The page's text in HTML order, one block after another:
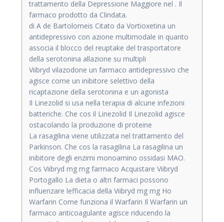
trattamento della Depressione Maggiore nel . Il
farmaco prodotto da Clindata.
di A de Bartolomeis Citato da Vortioxetina un
antidepressivo con azione multimodale in quanto
associa il blocco del reuptake del trasportatore
della serotonina allazione su multipli
Viibryd vilazodone un farmaco antidepressivo che
agisce come un inibitore selettivo della
ricaptazione della serotonina e un agonista
Il Linezolid si usa nella terapia di alcune infezioni
batteriche. Che cos il Linezolid Il Linezolid agisce
ostacolando la produzione di proteine
La rasagilina viene utilizzata nel trattamento del
Parkinson. Che cos la rasagilina La rasagilina un
inibitore degli enzimi monoamino ossidasi MAO.
Cos Viibryd mg mg farmaco Acquistare Viibryd
Portogallo La dieta o altri farmaci possono
influenzare lefficacia della Viibryd mg mg Ho
Warfarin Come funziona il Warfarin Il Warfarin un
farmaco anticoagulante agisce riducendo la